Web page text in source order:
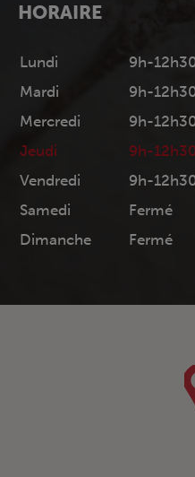
HORAIRE
Lundi
9h-
Mardi
9h-
Mercredi
9h-
Jeudi
9h-
Vendredi
9h-
Samedi
Fermé
Dimanche
Fermé